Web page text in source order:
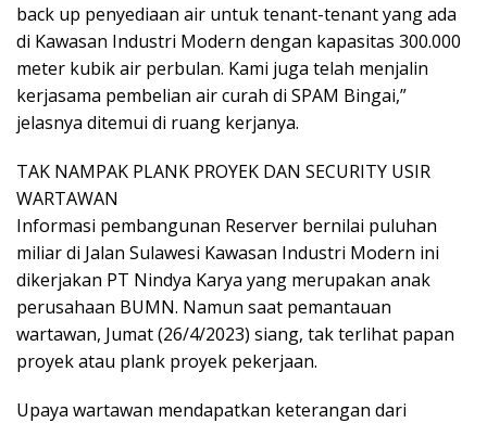
back up penyediaan air untuk tenant-tenant yang ada
di Kawasan Industri Modern dengan kapasitas 300.000
meter kubik air perbulan. Kami juga telah menjalin
kerjasama pembelian air curah di SPAM Bingai,”
jelasnya ditemui di ruang kerjanya.
TAK NAMPAK PLANK PROYEK DAN SECURITY USIR
WARTAWAN
Informasi pembangunan Reserver bernilai puluhan
miliar di Jalan Sulawesi Kawasan Industri Modern ini
dikerjakan PT Nindya Karya yang merupakan anak
perusahaan BUMN. Namun saat pemantauan
wartawan, Jumat (26/4/2023) siang, tak terlihat papan
proyek atau plank proyek pekerjaan.
Upaya wartawan mendapatkan keterangan dari